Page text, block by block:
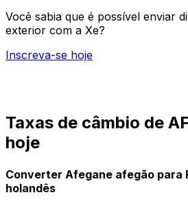
Você sabia que é possível enviar
exterior com a Xe?
Inscreva-se hoje
Taxas de câmbio de
hoje
Converter Afegane afegão para
holandês